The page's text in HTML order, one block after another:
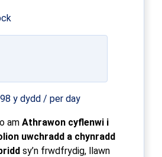
y dydd / per day
am Athrawon cyflenwi i
uwchradd a chynradd
sy’n frwdfrydig, llawn